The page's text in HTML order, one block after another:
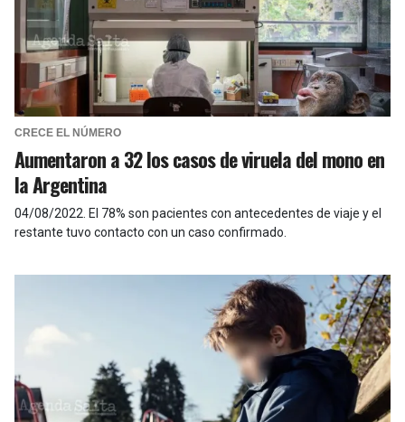
CRECE EL NÚMERO
Aumentaron a 32 los casos de viruela del mono en
la Argentina
04/08/2022 El 78% son pacientes con antecedentes de viaje y el
restante tuvo contacto con un caso confirmado.